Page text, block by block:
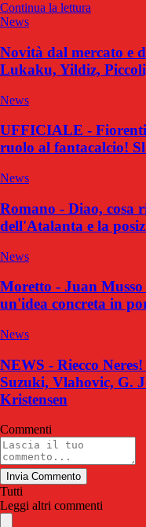
Continua la lettura
News
Novità dal mercato e
Lukaku, Yildiz,
News
UFFICIALE -
ruolo al fantacalcio!
News
Romano - Diao, cosa
dell'Atalanta e la
News
Moretto - Juan
un'idea concreta in
News
NEWS - Riecco
Suzuki, Vlahovic, G.
Kristensen
Commenti
Invia Commento
Tutti
Leggi altri commenti